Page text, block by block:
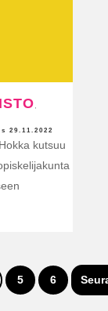
29.11.2022
,
kutsuu
5 6